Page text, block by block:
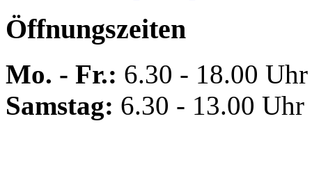
Öffnungszeiten
Mo. - Fr.: 6.30 - 18.00 Uhr
Samstag: 6.30 - 13.00 Uhr